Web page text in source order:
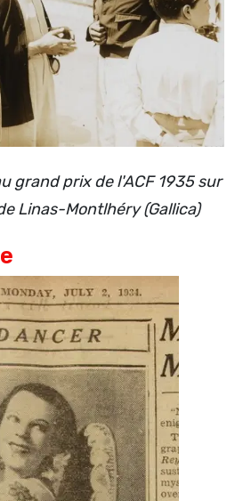
grand prix de l'ACF 1935 sur
Linas-Montlhéry (Gallica)